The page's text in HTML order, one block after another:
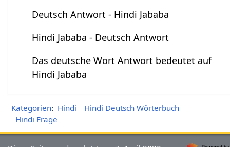
Deutsch Antwort - Hindi Jababa
Hindi Jababa - Deutsch Antwort
Das deutsche Wort Antwort bedeutet auf
Hindi Jababa
Kategorien: Hindi
Hindi Deutsch Wörterbuch
Hindi Frage